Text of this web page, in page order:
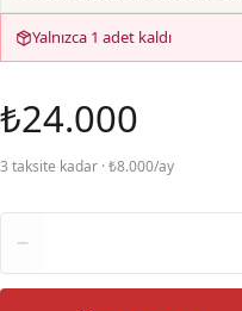
Yalnızca 1 adet kaldı
₺24.000
3 taksite kadar · ₺8.000/ay